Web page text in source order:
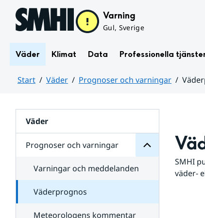
Hoppa till sidans innehåll Varning
Gul, Sverige
Väder Klimat Data Professionella
Start Väder Prognoser och varningar
Väder
Prognoser och varningar
för
varningar
Varningar och meddelanden
Väderprognos
Meteorologens kommentar
SMHI
väder-